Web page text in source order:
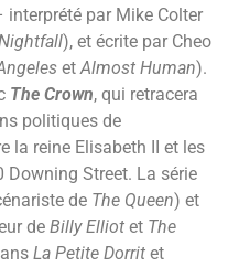
interprété par Mike Colter
), et écrite par Cheo
etAlmost Human).
The Crown, qui retracera
politiques de
la reine Elisabeth II et les
Downing Street. La série
de The Queen) et
de Billy Elliot et The
La Petite Dorrit et